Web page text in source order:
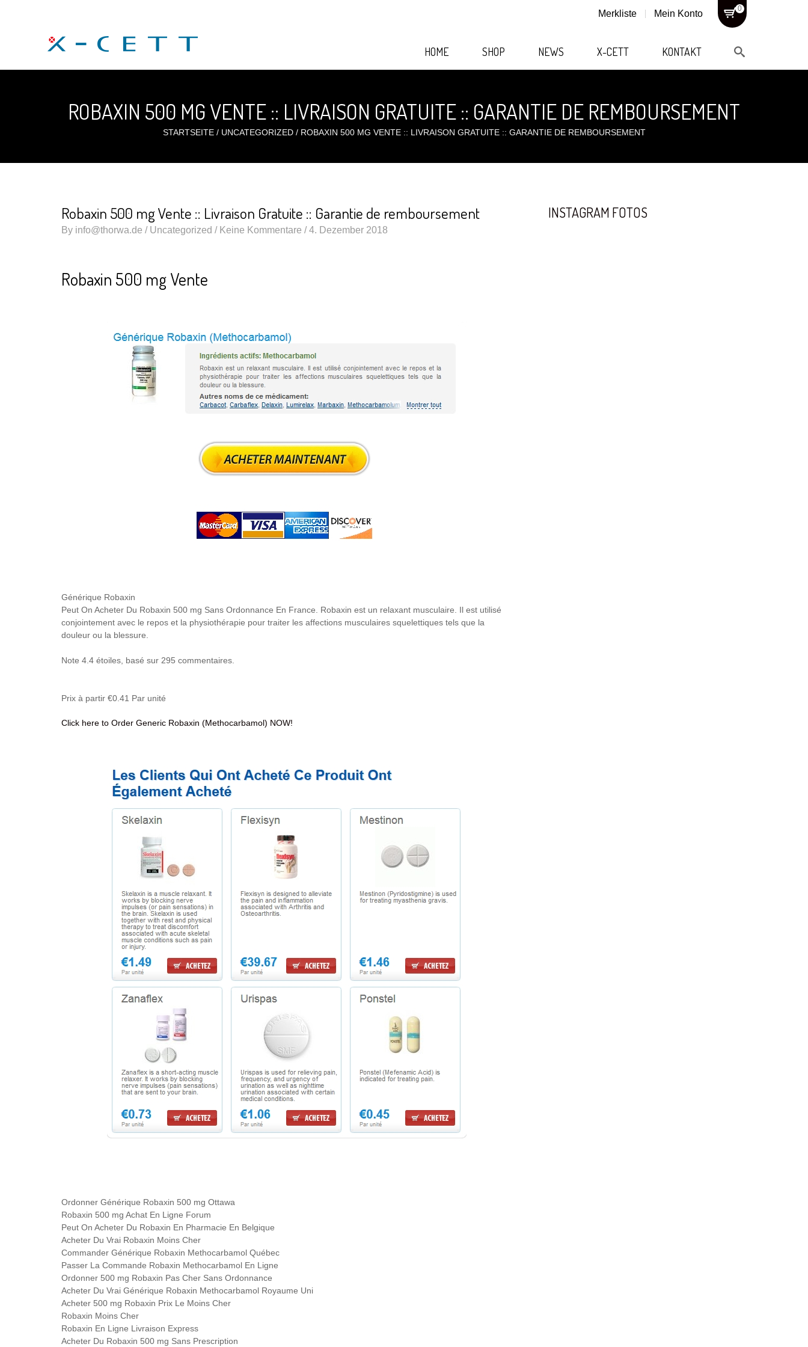
Merkliste Mein Konto 0
HOME SHOP NEWS X-CETT KONTAKT
ROBAXIN 500 MG VENTE :: LIVRAISON GRATUITE :: GARANTIE DE REMBOURSEMENT
STARTSEITE/ UNCATEGORIZED/ ROBAXIN 500 MG VENTE :: LIVRAISON GRATUITE :: GARANTIE DE REMBOURSEMENT
Robaxin 500 mg Vente :: Livraison Gratuite :: Garantie de remboursement
By info@thorwa.de / Uncategorized / Keine Kommentare /4. Dezember 2018
Robaxin 500 mg Vente
Générique Robaxin
Peut On Acheter Du Robaxin 500 mg Sans Ordonnance En France. Robaxin est un relaxant musculaire. Il est utilisé
conjointement avec le repos et la physiothérapie pour traiter les affections musculaires squelettiques tels que la
douleur ou la blessure.
Note 4.4 étoiles, basé sur 295 commentaires.
Prix à partir €0.41 Par unité
Click here to Order Generic Robaxin (Methocarbamol) NOW!
Ordonner Générique Robaxin 500 mg Ottawa
Robaxin 500 mg Achat En Ligne Forum
Peut On Acheter Du Robaxin En Pharmacie En Belgique
Acheter Du Vrai Robaxin Moins Cher
Commander Générique Robaxin Methocarbamol Québec
Passer La Commande Robaxin Methocarbamol En Ligne
Ordonner 500 mg Robaxin Pas Cher Sans Ordonnance
Acheter Du Vrai Générique Robaxin Methocarbamol Royaume Uni
Acheter 500 mg Robaxin Prix Le Moins Cher
Robaxin Moins Cher
Robaxin En Ligne Livraison Express
Acheter Du Robaxin 500 mg Sans Prescription
INSTAGRAM FOTOS